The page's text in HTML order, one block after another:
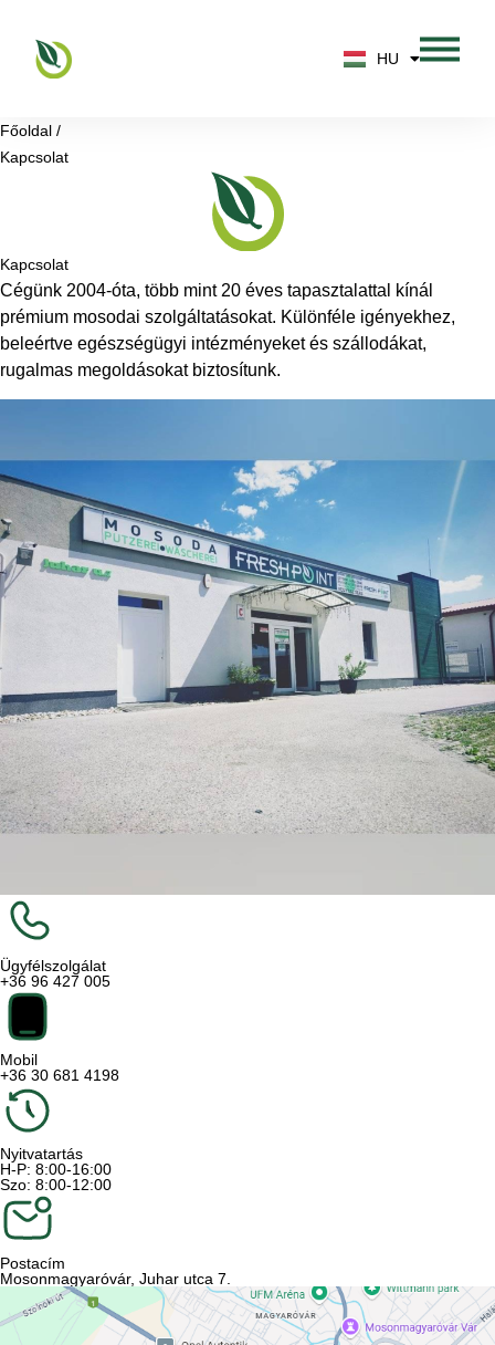
HU
EN
Főoldal /
Kapcsolat
Kapcsolat
Cégünk 2004-óta, több mint 20 éves tapasztalattal kínál
prémium mosodai szolgáltatásokat. Különféle igényekhez,
beleértve egészségügyi intézményeket és szállodákat,
rugalmas megoldásokat biztosítunk.
Ügyfélszolgálat
+36 96 427 005
Mobil
+36 30 681 4198
Nyitvatartás
H-P: 8:00-16:00
Szo: 8:00-12:00
Postacím
Mosonmagyaróvár, Juhar utca 7.